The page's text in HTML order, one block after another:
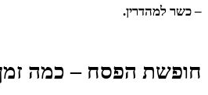
– כשר למהדרין.
חופשת הפסח – כמה